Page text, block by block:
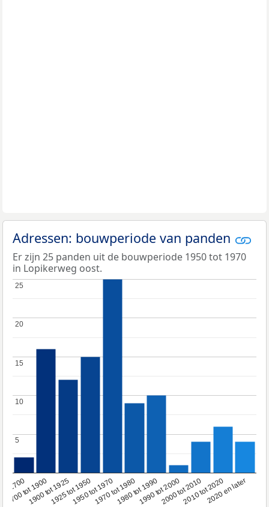
Adressen: bouwperiode van panden
Er zijn 25 panden uit de bouwperiode 1950 tot 1970
in Lopikerweg oost.
1700
1700 tot 1900
1900 tot 19251925 tot 19501950 tot 19701970 tot 19801980 tot 19901990 tot 20002000 tot 20102010 tot 20202020 en later
5
5
10
10
15
15
20
20
25
25